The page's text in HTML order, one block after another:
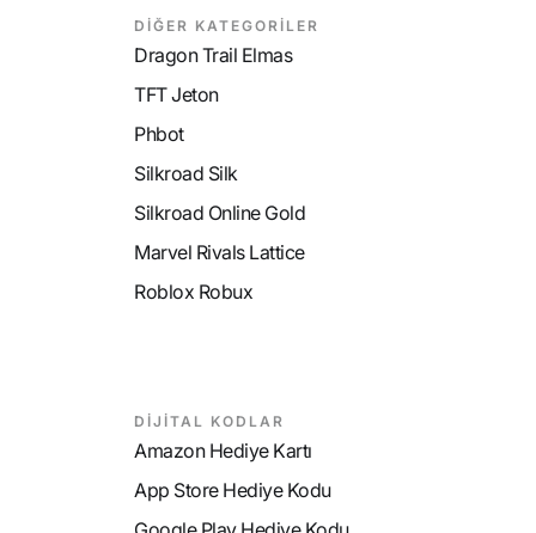
DİĞER KATEGORİLER
Dragon Trail Elmas
TFT Jeton
Phbot
Silkroad Silk
Silkroad Online Gold
Marvel Rivals Lattice
Roblox Robux
DİJİTAL KODLAR
Amazon Hediye Kartı
App Store Hediye Kodu